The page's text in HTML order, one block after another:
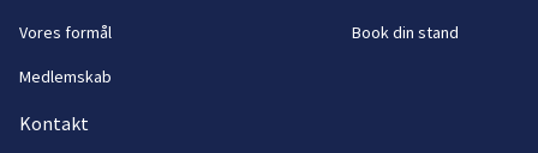
Vores formål
Medlemskab
Kontakt
Book din stand